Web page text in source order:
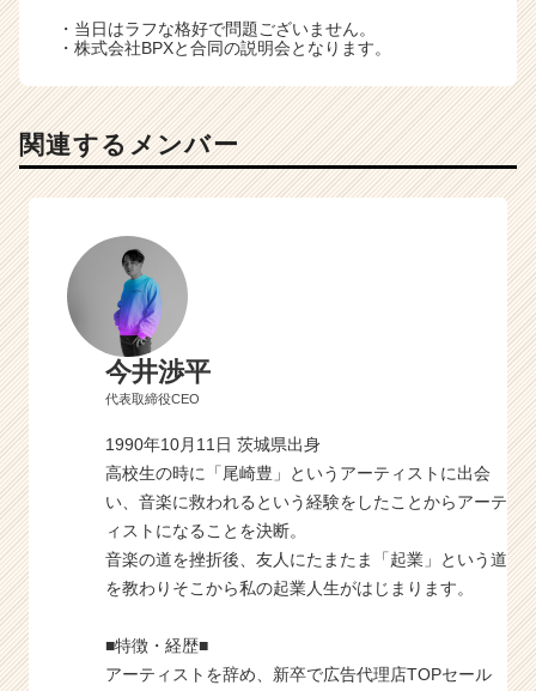
・当日はラフな格好で問題ございません。
・株式会社BPXと合同の説明会となります。
関連するメンバー
今井渉平
代表取締役CEO
1990年10月11日 茨城県出身
高校生の時に「尾崎豊」というアーティストに出会
い、音楽に救われるという経験をしたことからアーテ
ィストになることを決断。
音楽の道を挫折後、友人にたまたま「起業」という道
を教わりそこから私の起業人生がはじまります。
■特徴・経歴■
アーティストを辞め、新卒で広告代理店TOPセール